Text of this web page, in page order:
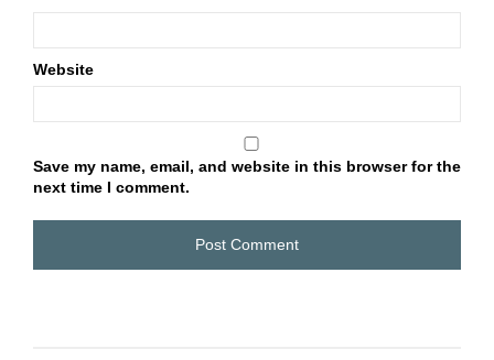
Website
Save my name, email, and website in this browser for the
next time I comment.